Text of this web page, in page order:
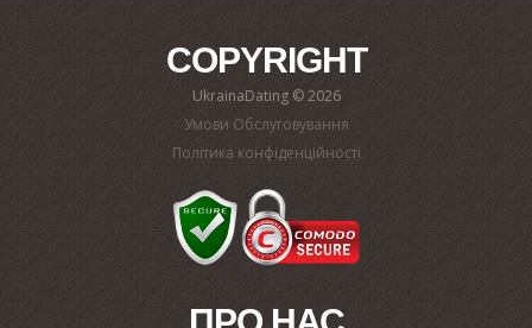
COPYRIGHT
UkrainaDating © 2026
Умови Обслуговування
Політика конфіденційності